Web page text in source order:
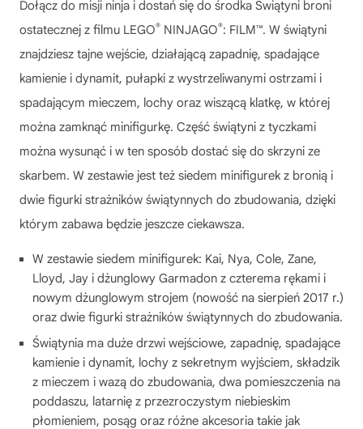
Dołącz do misji ninja i dostań się do środka Świątyni broni
ostatecznej z filmu LEGO® NINJAGO®: FILM™. W świątyni
znajdziesz tajne wejście, działającą zapadnię, spadające
kamienie i dynamit, pułapki z wystrzeliwanymi ostrzami i
spadającym mieczem, lochy oraz wiszącą klatkę, w której
można zamknąć minifigurkę. Część świątyni z tyczkami
można wysunąć i w ten sposób dostać się do skrzyni ze
skarbem. W zestawie jest też siedem minifigurek z bronią i
dwie figurki strażników świątynnych do zbudowania, dzięki
którym zabawa będzie jeszcze ciekawsza.
W zestawie siedem minifigurek: Kai, Nya, Cole, Zane,
Lloyd, Jay i dżunglowy Garmadon z czterema rękami i
nowym dżunglowym strojem (nowość na sierpień 2017 r.)
oraz dwie figurki strażników świątynnych do zbudowania.
Świątynia ma duże drzwi wejściowe, zapadnię, spadające
kamienie i dynamit, lochy z sekretnym wyjściem, składzik
z mieczem i wazą do zbudowania, dwa pomieszczenia na
poddaszu, latarnię z przezroczystym niebieskim
płomieniem, posąg oraz różne akcesoria takie jak